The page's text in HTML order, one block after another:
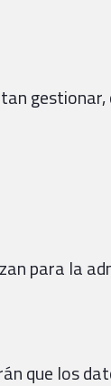
para la
que los